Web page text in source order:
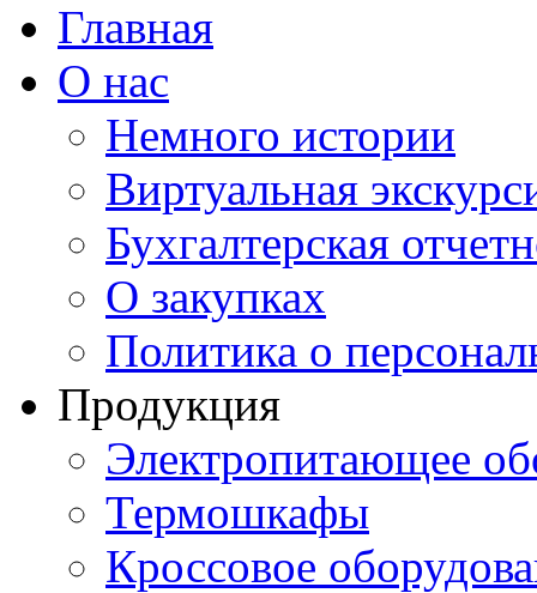
Главная
О нас
Немного истории
Виртуальная
Бухгалтерская
О закупках
Политика о
Продукция
Электропитающее
Термошкафы
Кроссовое